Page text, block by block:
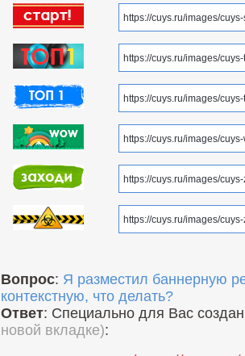
Вопрос: Я разместил баннерную
контекстную, что делать?
Ответ: Специально для Вас
новой вкладке):